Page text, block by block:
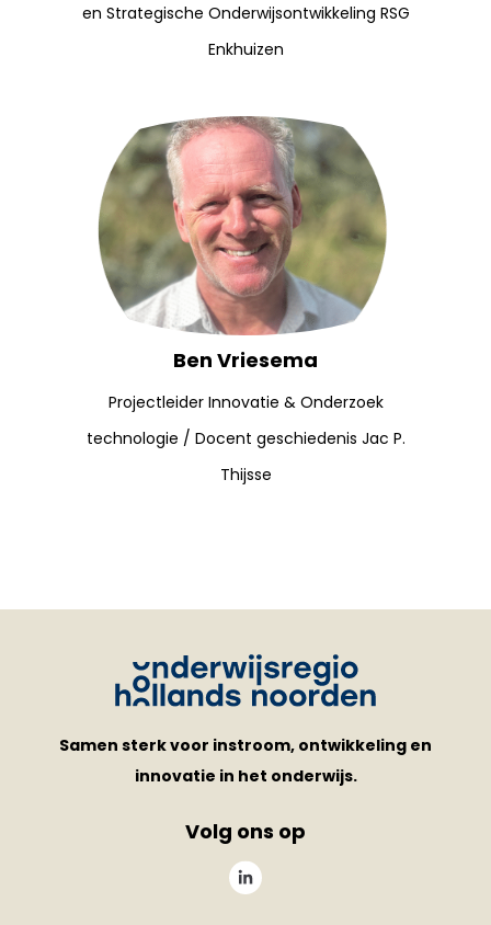
en Strategische Onderwijsontwikkeling RSG
Enkhuizen
Ben Vriesema
Projectleider Innovatie & Onderzoek
technologie / Docent geschiedenis Jac P.
Thijsse
Samen sterk voor instroom, ontwikkeling en
innovatie in het onderwijs.
Volg ons op